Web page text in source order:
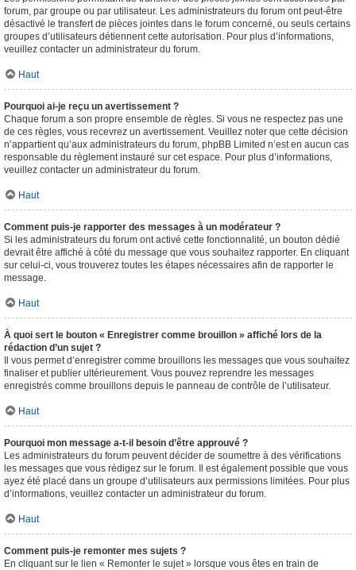
forum, par groupe ou par utilisateur. Les administrateurs du forum ont peut-être
désactivé le transfert de pièces jointes dans le forum concerné, ou seuls certains
groupes d’utilisateurs détiennent cette autorisation. Pour plus d’informations,
veuillez contacter un administrateur du forum.
Haut
Pourquoi ai-je reçu un avertissement ?
Chaque forum a son propre ensemble de règles. Si vous ne respectez pas une
de ces règles, vous recevrez un avertissement. Veuillez noter que cette décision
n’appartient qu’aux administrateurs du forum, phpBB Limited n’est en aucun cas
responsable du règlement instauré sur cet espace. Pour plus d’informations,
veuillez contacter un administrateur du forum.
Haut
Comment puis-je rapporter des messages à un modérateur ?
Si les administrateurs du forum ont activé cette fonctionnalité, un bouton dédié
devrait être affiché à côté du message que vous souhaitez rapporter. En cliquant
sur celui-ci, vous trouverez toutes les étapes nécessaires afin de rapporter le
message.
Haut
À quoi sert le bouton « Enregistrer comme brouillon » affiché lors de la
rédaction d’un sujet ?
Il vous permet d’enregistrer comme brouillons les messages que vous souhaitez
finaliser et publier ultérieurement. Vous pouvez reprendre les messages
enregistrés comme brouillons depuis le panneau de contrôle de l’utilisateur.
Haut
Pourquoi mon message a-t-il besoin d’être approuvé ?
Les administrateurs du forum peuvent décider de soumettre à des vérifications
les messages que vous rédigez sur le forum. Il est également possible que vous
ayez été placé dans un groupe d’utilisateurs aux permissions limitées. Pour plus
d’informations, veuillez contacter un administrateur du forum.
Haut
Comment puis-je remonter mes sujets ?
En cliquant sur le lien « Remonter le sujet » lorsque vous êtes en train de